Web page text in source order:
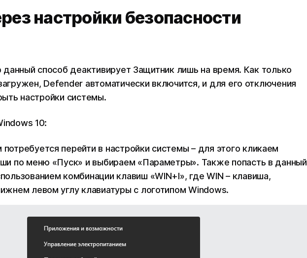
настройки безопасности
данный способ деактивирует Защитник лишь на время. Как только
Defender автоматически включится, и для его отключения
настройки системы.
10:
перейти в настройки системы – для этого кликаем
по меню «Пуск» и выбираем «Параметры». Также попасть в данный
комбинации клавиш «WIN+I», где WIN – клавиша,
левом углу клавиатуры с логотипом Windows.